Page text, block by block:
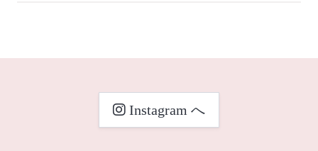
ナ
Instagram へ